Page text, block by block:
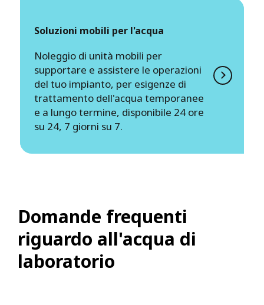
Soluzioni mobili per l'acqua
Noleggio di unità mobili per
supportare e assistere le operazioni
del tuo impianto, per esigenze di
trattamento dell'acqua temporanee
e a lungo termine, disponibile 24 ore
su 24, 7 giorni su 7.
Domande frequenti
riguardo all'acqua di
laboratorio